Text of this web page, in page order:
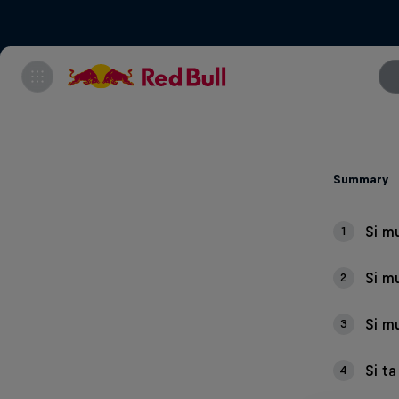
Summary
1 Si
2 Si
3 Si
4 Si